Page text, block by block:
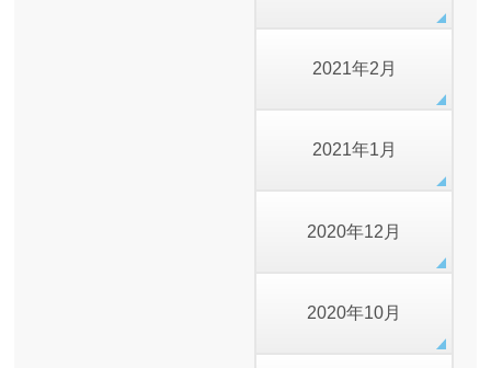
2021年2月
2021年1月
2020年12月
2020年10月